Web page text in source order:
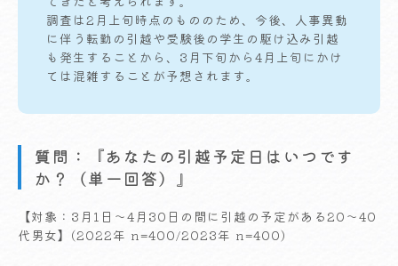
調査は2月上旬時点のもののため、今後、人事異動
に伴う転勤の引越や受験後の学生の駆け込み引越
も発生することから、3月下旬から4月上旬にかけ
ては混雑することが予想されます。
質問：『あなたの引越予定日はいつです
か？（単一回答）』
【対象：3月1日～4月30日の間に引越の予定がある20～40
代男女】(2022年 n=400/2023年 n=400)